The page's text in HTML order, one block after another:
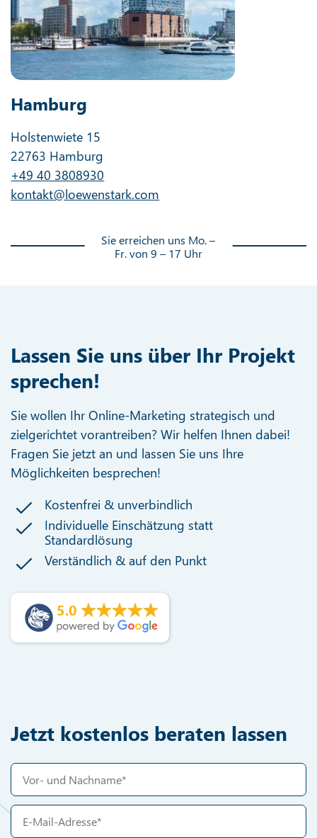
Hamburg
Holstenwiete 15
22763 Hamburg
+49 40 3808930
kontakt@loewenstark.com
Sie erreichen uns Mo. –
Fr. von 9 – 17 Uhr
Lassen Sie uns über Ihr Projekt
sprechen!
Sie wollen Ihr Online-Marketing strategisch und
zielgerichtet vorantreiben? Wir helfen Ihnen dabei!
Fragen Sie jetzt an und lassen Sie uns Ihre
Möglichkeiten besprechen!
Kostenfrei & unverbindlich
Individuelle Einschätzung statt
Standardlösung
Verständlich & auf den Punkt
5.0
Jetzt kostenlos beraten lassen